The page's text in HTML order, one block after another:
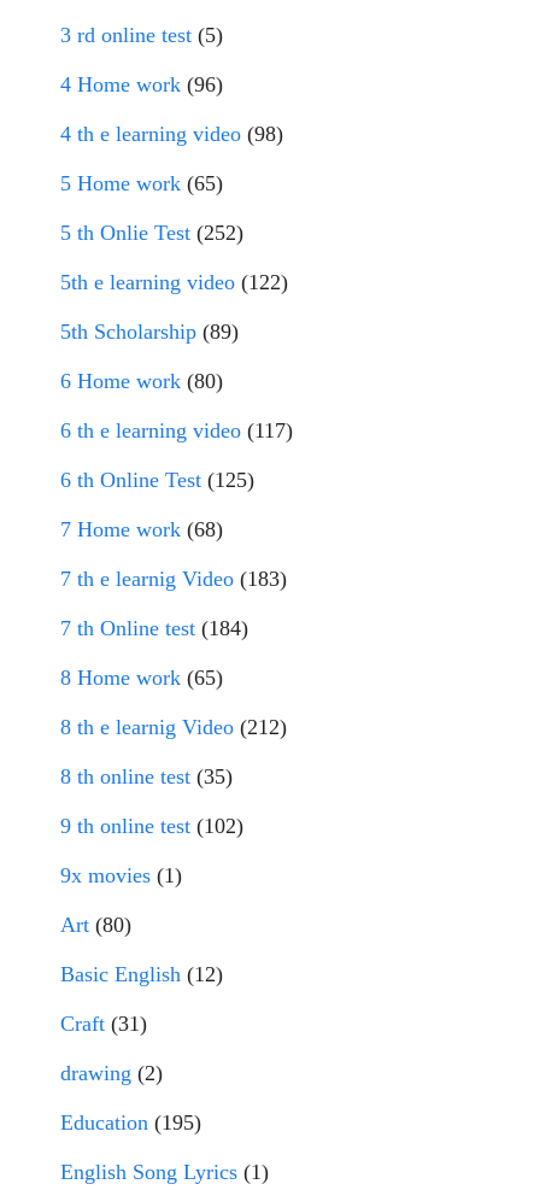
3 rd online test (5)
4 Home work (96)
4 th e learning video (98)
5 Home work (65)
5 th Onlie Test (252)
5th e learning video (122)
5th Scholarship (89)
6 Home work (80)
6 th e learning video (117)
6 th Online Test (125)
7 Home work (68)
7 th e learnig Video (183)
7 th Online test (184)
8 Home work (65)
8 th e learnig Video (212)
8 th online test (35)
9 th online test (102)
9x movies (1)
Art (80)
Basic English (12)
Craft (31)
drawing (2)
Education (195)
English Song Lyrics (1)